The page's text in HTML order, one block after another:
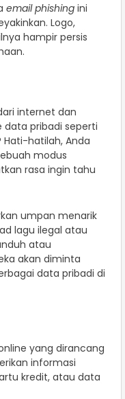
email phishing ini
Logo,
hampir persis
internet dan
data pribadi seperti
hatilah, Anda
modus
rasa ingin tahu
umpan menarik
lagu ilegal atau
atau
akan diminta
data pribadi di
yang dirancang
informasi
kredit, atau data